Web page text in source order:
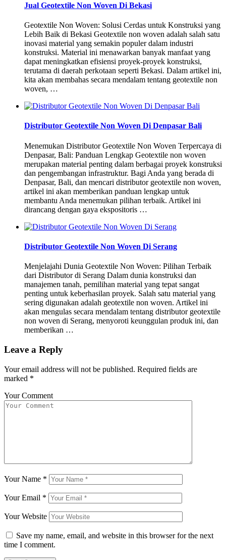
Jual Geotextile Non Woven Di Bekasi
Geotextile Non Woven: Solusi Cerdas untuk Konstruksi yang
Lebih Baik di Bekasi Geotextile non woven adalah salah satu
inovasi material yang semakin populer dalam industri
konstruksi. Material ini menawarkan banyak manfaat yang
dapat meningkatkan efisiensi proyek-proyek konstruksi,
terutama di daerah perkotaan seperti Bekasi. Dalam artikel ini,
kita akan membahas secara mendalam tentang geotextile non
woven, …
Distributor Geotextile Non Woven Di Denpasar Bali
Menemukan Distributor Geotextile Non Woven Terpercaya di
Denpasar, Bali: Panduan Lengkap Geotextile non woven
merupakan material penting dalam berbagai proyek konstruksi
dan pengembangan infrastruktur. Bagi Anda yang berada di
Denpasar, Bali, dan mencari distributor geotextile non woven,
artikel ini akan memberikan panduan lengkap untuk
membantu Anda menemukan pilihan terbaik. Artikel ini
dirancang dengan gaya ekspositoris …
Distributor Geotextile Non Woven Di Serang
Menjelajahi Dunia Geotextile Non Woven: Pilihan Terbaik
dari Distributor di Serang Dalam dunia konstruksi dan
manajemen tanah, pemilihan material yang tepat sangat
penting untuk keberhasilan proyek. Salah satu material yang
sering digunakan adalah geotextile non woven. Artikel ini
akan mengulas secara mendalam tentang distributor geotextile
non woven di Serang, menyoroti keunggulan produk ini, dan
memberikan …
Leave a Reply
Your email address will not be published. Required fields are
marked *
Your Comment
Your Name *
Your Email *
Your Website
Save my name, email, and website in this browser for the next
time I comment.